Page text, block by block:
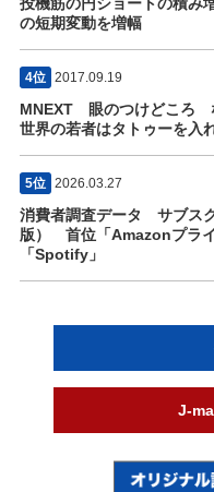
の短期変動を増幅
4位 2017.09.19
MNEXT 眼のつけどころ
世界の若者はタトゥーを入
5位 2026.03.27
消費者調査データ サブス
版） 首位「Amazonプラ
「Spotify」
J-